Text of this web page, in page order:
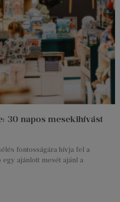
30 napos mesekihívást
fontosságára hívja fel a
ajánlott mesét ajánl a